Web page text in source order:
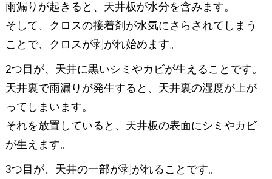
雨漏りが起きると、天井板が水分を含みます。
そして、クロスの接着剤が水気にさらされてしまう
ことで、クロスが剥がれ始めます。
2つ目が、天井に黒いシミやカビが生えることです。
天井裏で雨漏りが発生すると、天井裏の湿度が上が
ってしまいます。
それを放置していると、天井板の表面にシミやカビ
が生えます。
3つ目が、天井の一部が剥がれることです。